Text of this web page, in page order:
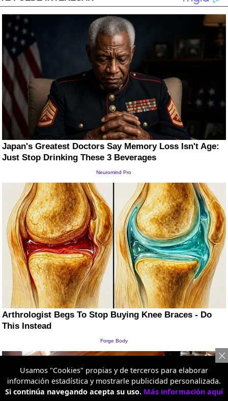
Usamos "Cookies" propias y de terceros para elaborar
información estadística y mostrarle publicidad personalizada.
Si continúa navegando acepta su uso. Más información aquí